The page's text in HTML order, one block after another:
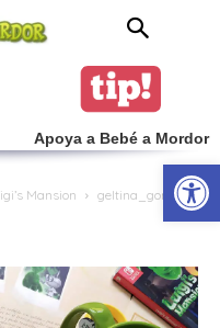
Apoya a Bebé a Mordor
Mansion geltina_gominol